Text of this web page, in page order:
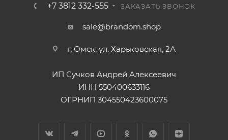
+7 3812 332-555 ЗАКАЗАТЬ ЗВОНОК
sale@brandom.shop
г. Омск, ул. Харьковская, 2А
ИП Сучков Андрей Алексеевич
ИНН 550400633116
ОГРНИП 304550423600075